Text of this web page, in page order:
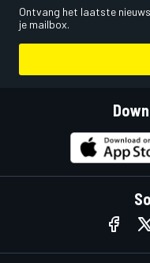
Ontvang het laatste
je mailbox.